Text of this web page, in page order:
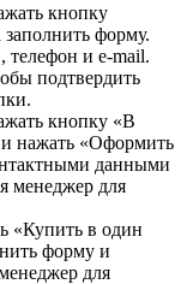
кнопку
заполнить форму.
и e-mail.
подтвердить
кнопку «В
и нажать «Оформить
данными
менеджер для
«Купить в один
форму и
для